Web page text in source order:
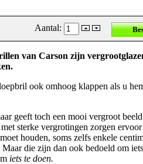
Aantal:
van Carson zijn
ook omhoog klappen als u
geeft toch een mooi vergroot
sterke vergrotingen zorgen
houden, soms zelfs enkele
die zijn dan ook bedoeld om
iets te doen.